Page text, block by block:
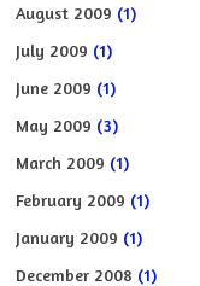
August 2009 (1)
July 2009 (1)
June 2009 (1)
May 2009 (3)
March 2009 (1)
February 2009 (1)
January 2009 (1)
December 2008 (1)